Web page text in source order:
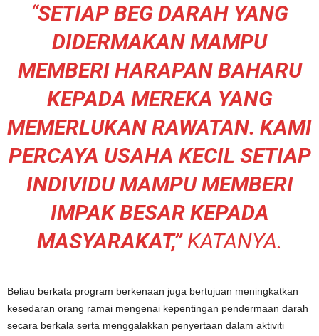
“SETIAP BEG DARAH YANG
DIDERMAKAN MAMPU
MEMBERI HARAPAN BAHARU
KEPADA MEREKA YANG
MEMERLUKAN RAWATAN. KAMI
PERCAYA USAHA KECIL SETIAP
INDIVIDU MAMPU MEMBERI
IMPAK BESAR KEPADA
MASYARAKAT,” KATANYA.
Beliau berkata program berkenaan juga bertujuan meningkatkan
kesedaran orang ramai mengenai kepentingan pendermaan darah
secara berkala serta menggalakkan penyertaan dalam aktiviti